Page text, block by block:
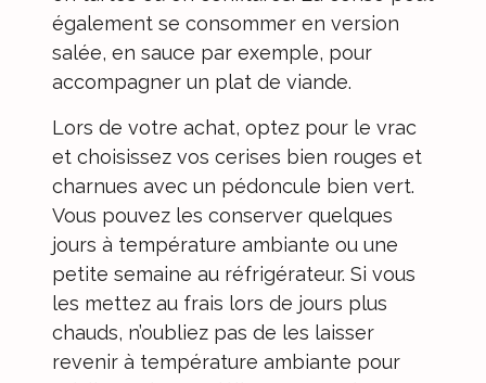
également se consommer en version
salée, en sauce par exemple, pour
accompagner un plat de viande.
Lors de votre achat, optez pour le vrac
et choisissez vos cerises bien rouges et
charnues avec un pédoncule bien vert.
Vous pouvez les conserver quelques
jours à température ambiante ou une
petite semaine au réfrigérateur. Si vous
les mettez au frais lors de jours plus
chauds, n’oubliez pas de les laisser
revenir à température ambiante pour